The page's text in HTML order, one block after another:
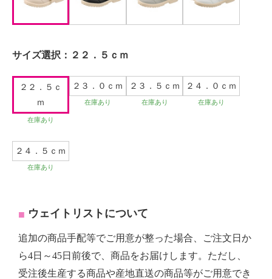
サイズ選択： ２２．５ｃｍ
２２．５ｃ
ｍ
在庫あり
２３．０ｃｍ
在庫あり
２３．５ｃｍ
在庫あり
２４．０ｃｍ
在庫あり
２４．５ｃｍ
在庫あり
ウェイトリストについて
追加の商品手配等でご用意が整った場合、ご注文日か
ら4日～45日前後で、商品をお届けします。ただし、
受注後生産する商品や産地直送の商品等がご用意でき